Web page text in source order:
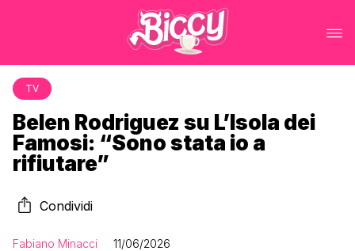
TV
Belen Rodriguez su L’Isola dei
Famosi: “Sono stata io a
rifiutare”
Condividi
Fabiano Minacci 11/06/2026